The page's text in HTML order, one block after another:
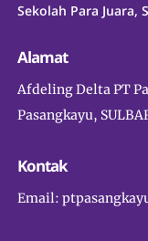
Sekolah Para Juara,
Alamat
Afdeling Delta PT
Pasangkayu,
Kontak
Email: